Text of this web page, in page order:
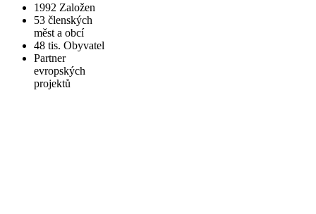
1992 Založen
53 členských
měst a obcí
48 tis. Obyvatel
Partner
evropských
projektů